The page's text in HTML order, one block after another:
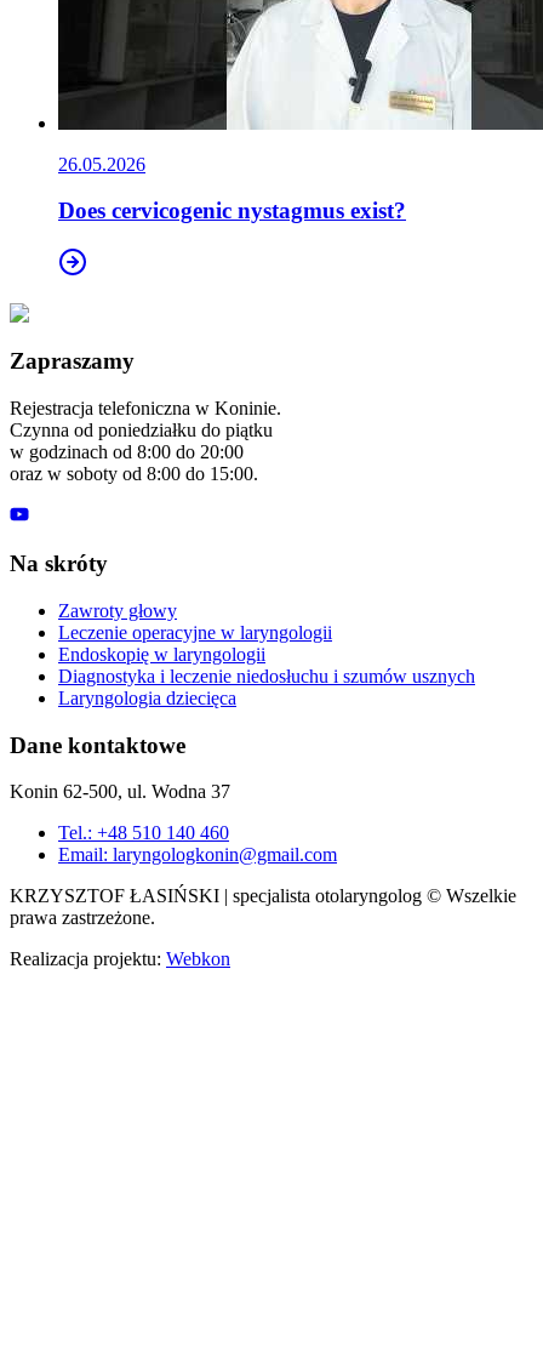
26.05.2026
Does cervicogenic nystagmus exist?
Zapraszamy
Rejestracja telefoniczna w Koninie.
Czynna od poniedziałku do piątku
w godzinach od 8:00 do 20:00
oraz w soboty od 8:00 do 15:00.
Na skróty
Zawroty głowy
Leczenie operacyjne w laryngologii
Endoskopię w laryngologii
Diagnostyka i leczenie niedosłuchu i szumów usznych
Laryngologia dziecięca
Dane kontaktowe
Konin 62-500, ul. Wodna 37
Tel.: +48 510 140 460
Email: laryngologkonin@gmail.com
KRZYSZTOF ŁASIŃSKI | specjalista otolaryngolog © Wszelkie
prawa zastrzeżone.
Realizacja projektu: Webkon